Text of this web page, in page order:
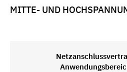
MITTE- UND